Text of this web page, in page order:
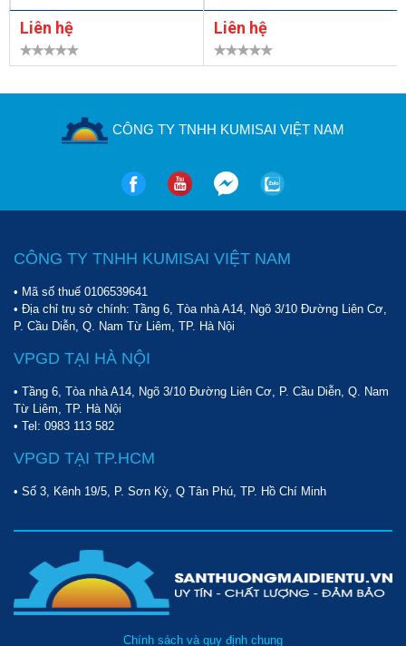
Liên hệ Liên hệ
CÔNG TY TNHH KUMISAI VIỆT NAM
CÔNG TY TNHH KUMISAI VIỆT NAM
• Mã số thuế 0106539641
• Địa chỉ trụ sở chính: Tầng 6, Tòa nhà A14, Ngõ 3/10 Đường Liên Cơ,
P. Cầu Diễn, Q. Nam Từ Liêm, TP. Hà Nội
VPGD TẠI HÀ NỘI
• Tầng 6, Tòa nhà A14, Ngõ 3/10 Đường Liên Cơ, P. Cầu Diễn, Q. Nam
Từ Liêm, TP. Hà Nội
• Tel: 0983 113 582
VPGD TẠI TP.HCM
• Số 3, Kênh 19/5, P. Sơn Kỳ, Q Tân Phú, TP. Hồ Chí Minh
Chính sách và quy định chung